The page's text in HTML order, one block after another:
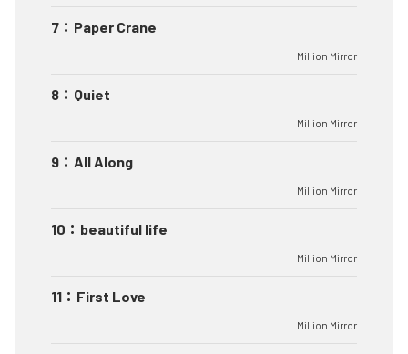
7 ： Paper Crane
Million Mirror
8 ： Quiet
Million Mirror
9 ： All Along
Million Mirror
10 ： beautiful life
Million Mirror
11 ： First Love
Million Mirror